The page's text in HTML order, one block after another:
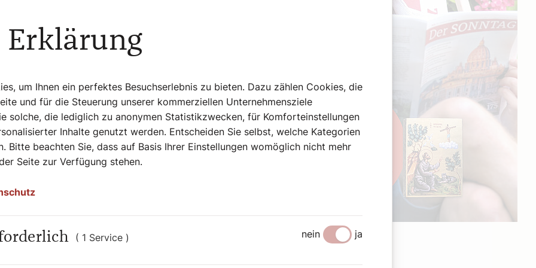
den interreligiösen Dialog vorgestellt.
der Leiter des Kultusamtes, Florian
Alexander Rieger, und die
Wort. Weiters etwa auch der
Kurt Appel.
an den Besuch von Papst Franziskus
Würdenträgern für gegenseitige
und Menschenrechte warb. Die
genug bewertet werden, zeigte sich
ist hier,
zu
Erklärung
um Ihnen ein perfektes Besuchserlebnis zu bieten. Dazu zählen Cookies, die
und für die Steuerung unserer kommerziellen Unternehmensziele
solche, die lediglich zu anonymen Statistikzwecken, für Komforteinstellungen
Inhalte genutzt werden. Entscheiden Sie selbst, welche Kategorien
Bitte beachten Sie, dass auf Basis Ihrer Einstellungen womöglich nicht mehr
Seite zur Verfügung stehen.
( 1 Service ) nein ja